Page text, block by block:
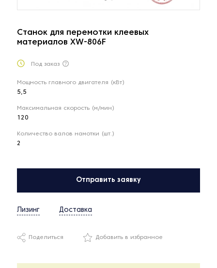
Станок для перемотки клеевых
материалов XW-806F
Под заказ
Мощность главного двигателя (кВт)
5,5
Максимальная скорость (м/мин)
120
Количество валов намотки (шт.)
2
Отправить заявку
Лизинг Доставка
Поделиться Добавить в избранное